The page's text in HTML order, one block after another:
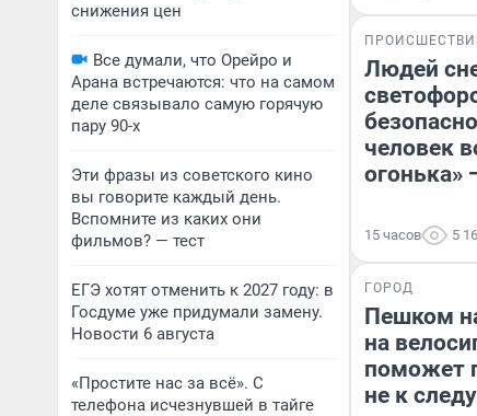
снижения цен
Все думали, что Орейро и
Арана встречаются: что на самом
деле связывало самую горячую
пару 90-х
Эти фразы из советского кино
вы говорите каждый день.
Вспомните из каких они
фильмов? — тест
ЕГЭ хотят отменить к 2027 году: в
Госдуме уже придумали замену.
Новости 6 августа
«Простите нас за всё». С
телефона исчезнувшей в тайге
Людей
человек
огонька»
15 часов 5
ГОРОД
Пешком
на
поможет
не к